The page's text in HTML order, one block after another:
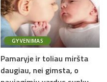
GYVENIMAS
Pamaryje ir toliau miršta
daugiau, nei gimsta, o